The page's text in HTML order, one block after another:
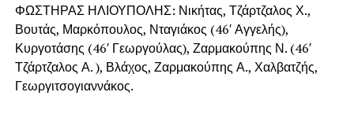
ΦΩΣΤΗΡΑΣ ΗΛΙΟΥΠΟΛΗΣ: Νικήτας, Τζάρτζαλος Χ.,
Βουτάς, Μαρκόπουλος, Νταγιάκος (46′ Αγγελής),
Κυργοτάσης (46′ Γεωργούλας), Ζαρμακούπης Ν. (46′
Τζάρτζαλος Α. ), Βλάχος, Ζαρμακούπης Α., Χαλβατζής,
Γεωργιτσογιαννάκος.